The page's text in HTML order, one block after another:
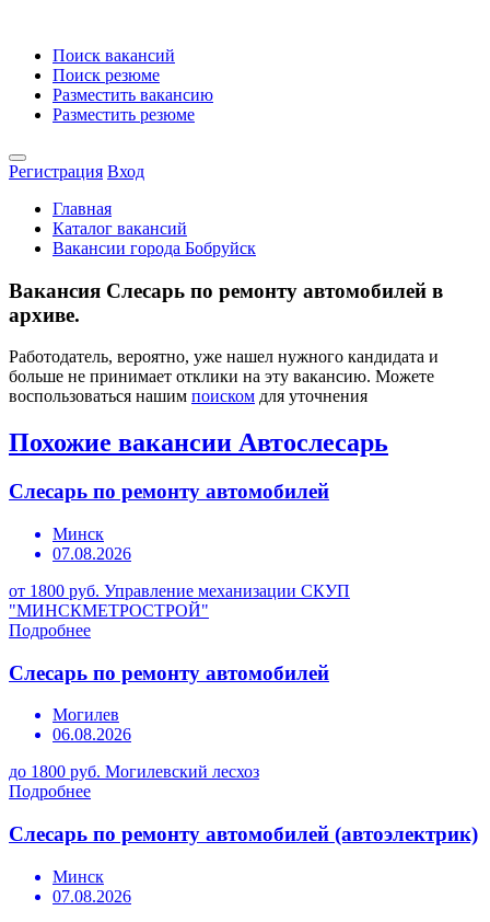
Поиск вакансий
Поиск резюме
Разместить вакансию
Разместить резюме
Регистрация Вход
Главная
Каталог вакансий
Вакансии города Бобруйск
Вакансия Слесарь по ремонту автомобилей в
архиве.
Работодатель, вероятно, уже нашел нужного кандидата и
больше не принимает отклики на эту вакансию. Можете
воспользоваться нашим поиском для уточнения
Похожие вакансии Автослесарь
Слесарь по ремонту автомобилей
Минск
07.08.2026
от 1800 руб. Управление механизации СКУП
"МИНСКМЕТРОСТРОЙ"
Подробнее
Слесарь по ремонту автомобилей
Могилев
06.08.2026
до 1800 руб. Могилевский лесхоз
Подробнее
Слесарь по ремонту автомобилей (автоэлектрик)
Минск
07.08.2026